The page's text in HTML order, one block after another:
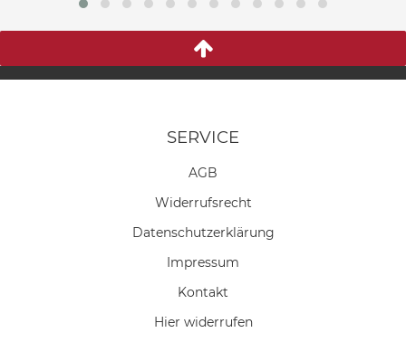
SERVICE
AGB
Widerrufs­recht
Daten­schutz­erklärung
Impressum
Kontakt
Hier widerrufen